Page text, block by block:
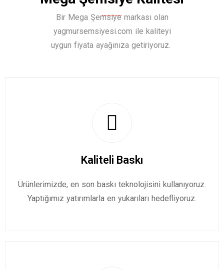
Bir Mega Şemsiye markası olan
yagmursemsiyesi.com ile kaliteyi
uygun fiyata ayağınıza getiriyoruz.
Kaliteli Baskı
Ürünlerimizde, en son baskı teknolojisini kullanıyoruz.
Yaptığımız yatırımlarla en yukarıları hedefliyoruz.